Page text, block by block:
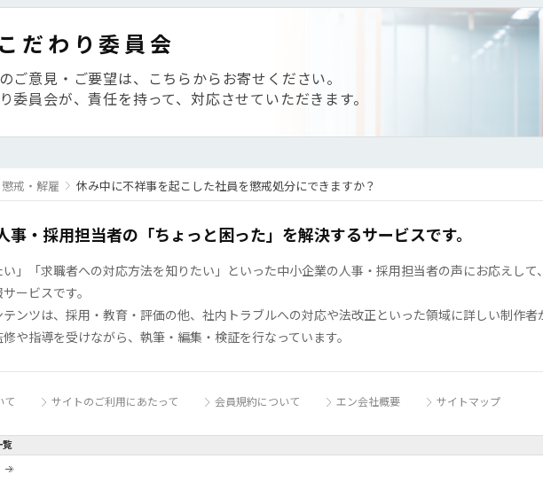
だわり委員会
ご意見・ご要望は、こちらからお寄せください。
委員会が、責任を持って、対応させていただきます。
懲戒・解雇 休み中に不祥事を起こした社員を懲戒処分にできますか？
事・採用担当者の「ちょっと困った」を解決するサービスです。
い」「求職者への対応方法を知りたい」といった中小企業の人事・採用担当者の声にお応えして
ービスです。
テンツは、採用・教育・評価の他、社内トラブルへの対応や法改正といった領域に詳しい制作
や指導を受けながら、執筆・編集・検証を行なっています。
て サイトのご利用にあたって 会員規約について エン会社概要 サイトマップ
覧